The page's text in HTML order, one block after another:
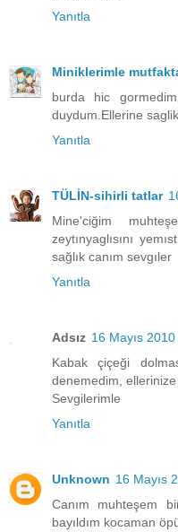
Yanıtla
Miniklerimle
burda hic
duydum.Ellerine
Yanıtla
TÜLİN-sihirli tatlar
Mine'ciğim
zeytınyaglısını
sağlık canım sevgıler
Yanıtla
Adsız 16 Mayıs
Kabak çiçeği
denemedim, ellerinize
Sevgilerimle
Yanıtla
Unknown 16 Mayıs
Canım muhteşem
bayıldım kocaman